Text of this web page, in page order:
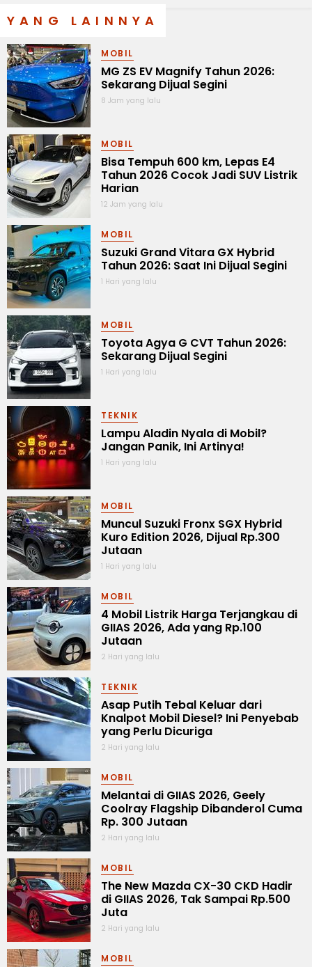
YANG LAINNYA
MOBIL
MG ZS EV Magnify Tahun 2026:
Sekarang Dijual Segini
8 Jam yang lalu
MOBIL
Bisa Tempuh 600 km, Lepas E4
Tahun 2026 Cocok Jadi SUV Listrik
Harian
12 Jam yang lalu
MOBIL
Suzuki Grand Vitara GX Hybrid
Tahun 2026: Saat Ini Dijual Segini
1 Hari yang lalu
MOBIL
Toyota Agya G CVT Tahun 2026:
Sekarang Dijual Segini
1 Hari yang lalu
TEKNIK
Lampu Aladin Nyala di Mobil?
Jangan Panik, Ini Artinya!
1 Hari yang lalu
MOBIL
Muncul Suzuki Fronx SGX Hybrid
Kuro Edition 2026, Dijual Rp.300
Jutaan
1 Hari yang lalu
MOBIL
4 Mobil Listrik Harga Terjangkau di
GIIAS 2026, Ada yang Rp.100
Jutaan
2 Hari yang lalu
TEKNIK
Asap Putih Tebal Keluar dari
Knalpot Mobil Diesel? Ini Penyebab
yang Perlu Dicuriga
2 Hari yang lalu
MOBIL
Melantai di GIIAS 2026, Geely
Coolray Flagship Dibanderol Cuma
Rp. 300 Jutaan
2 Hari yang lalu
MOBIL
The New Mazda CX-30 CKD Hadir
di GIIAS 2026, Tak Sampai Rp.500
Juta
2 Hari yang lalu
MOBIL